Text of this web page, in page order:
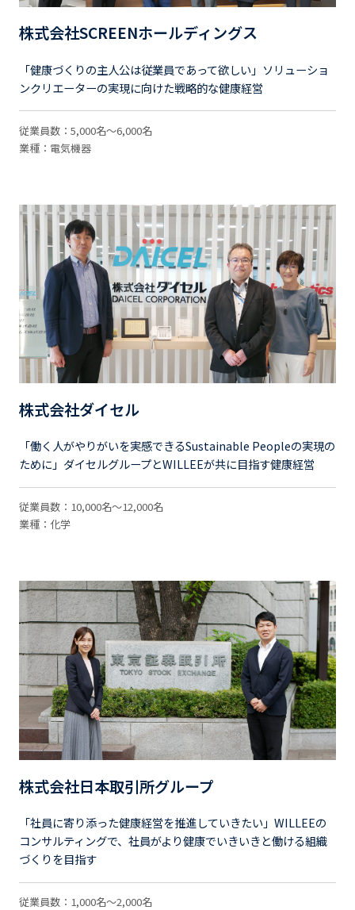
株式会社SCREENホールディングス
「健康づくりの主人公は従業員であって欲しい」ソリューショ
ンクリエーターの実現に向けた戦略的な健康経営
従業員数：5,000名～6,000名
業種：電気機器
株式会社ダイセル
「働く人がやりがいを実感できるSustainable Peopleの実現の
ために」ダイセルグループとWILLEEが共に目指す健康経営
従業員数：10,000名～12,000名
業種：化学
株式会社日本取引所グループ
「社員に寄り添った健康経営を推進していきたい」WILLEEの
コンサルティングで、社員がより健康でいきいきと働ける組織
づくりを目指す
従業員数：1,000名～2,000名